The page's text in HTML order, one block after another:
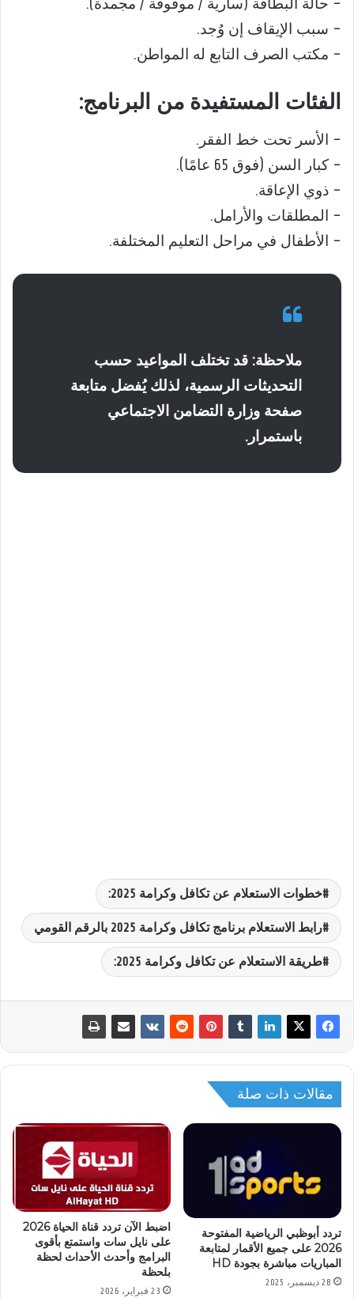
– حالة البطاقة (سارية / موقوفة / مجمدة).
– سبب الإيقاف إن وُجد.
– مكتب الصرف التابع له المواطن.
الفئات المستفيدة من البرنامج:
– الأسر تحت خط الفقر.
– كبار السن (فوق 65 عامًا).
– ذوي الإعاقة.
– المطلقات والأرامل.
– الأطفال في مراحل التعليم المختلفة.
ملاحظة: قد تختلف المواعيد حسب
التحديثات الرسمية، لذلك يُفضل متابعة
صفحة وزارة التضامن الاجتماعي
باستمرار.
خطوات الاستعلام عن تكافل وكرامة 2025:
رابط الاستعلام برنامج تكافل وكرامة 2025 بالرقم القومي
طريقة الاستعلام عن تكافل وكرامة 2025:
مقالات ذات صلة
تردد أبوظبي الرياضية المفتوحة
2026 على جميع الأقمار لمتابعة
المباريات مباشرة بجودة HD
28 ديسمبر، 2025
اضبط الآن تردد قناة الحياة 2026
على نايل سات واستمتع بأقوى
البرامج وأحدث الأحداث لحظة
بلحظة
23 فبراير، 2026